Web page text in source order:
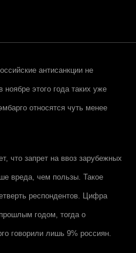
антисанкции не
этого года таких уже
относятся чуть менее
что запрет на ввоз зарубежных
вреда, чем пользы. Такое
респондентов. Цифра
годом, тогда о
говорили лишь 9% россиян.